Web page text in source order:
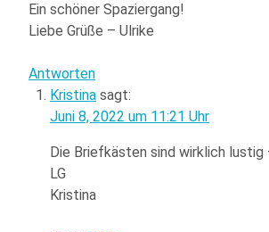
Ein schöner Spaziergang!
Liebe Grüße – Ulrike
Antworten
Kristina sagt:
Juni 8, 2022 um 11:21 Uhr
Die Briefkästen sind wirklich
LG
Kristina